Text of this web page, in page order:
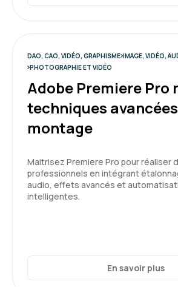
DAO, CAO, VIDÉO, GRAPHISME IMAGE, VIDÉO,
PHOTOGRAPHIE ET VIDÉO
Adobe Premiere Pro
techniques
montage
Maitrisez Premiere Pro pour réaliser
professionnels en intégrant
audio, effets avancés et
intelligentes.
En savoir plus